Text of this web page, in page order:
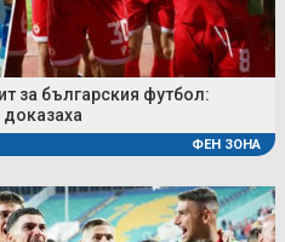
за българския футбол:
ФЕН ЗОНА